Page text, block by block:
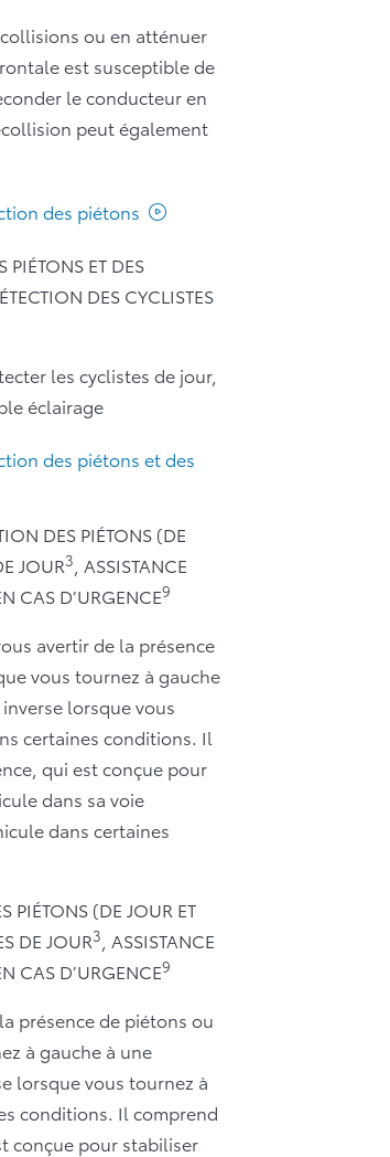
ou en atténuer
est susceptible de
le conducteur en
peut également
des piétons
PIÉTONS ET DES
DES CYCLISTES
les cyclistes de jour,
éclairage
des piétons et des
DES PIÉTONS (DE
JOUR3
, ASSISTANCE
CAS D’URGENCE9
avertir de la présence
vous tournez à gauche
lorsque vous
certaines conditions. Il
qui est conçue pour
dans sa voie
dans certaines
PIÉTONS (DE JOUR ET
DE JOUR3
, ASSISTANCE
CAS D’URGENCE9
présence de piétons ou
à gauche à une
lorsque vous tournez à
conditions. Il comprend
conçue pour stabiliser